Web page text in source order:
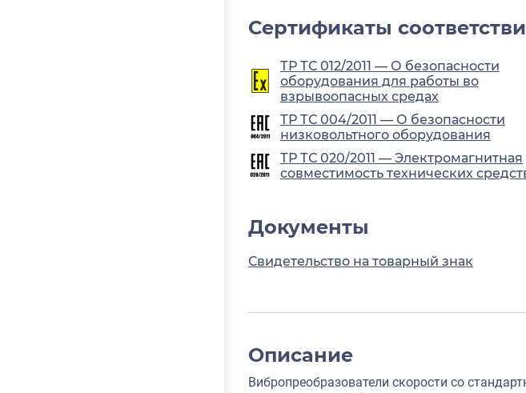
Сертификаты
ТР ТС 012/2011 — О безопасности
оборудования для работы во
взрывоопасных средах
ТР ТС 004/2011 — О безопасности
низковольтного оборудования
ТР ТС 020/2011 — Электромагнитная
совместимость технических
Документы
Свидетельство на товарный знак
Описание
Вибропреобразователи скорости со